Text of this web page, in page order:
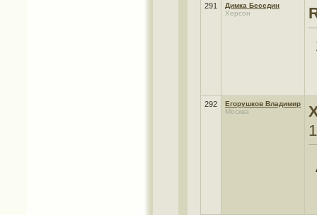
291
Димка Беседин
Херсон
292
Егорушков Владимир
Москва